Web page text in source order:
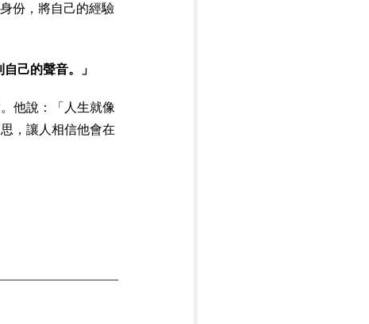
份，將自己的經驗
己的聲音。」
他說：「人生就像
，讓人相信他會在